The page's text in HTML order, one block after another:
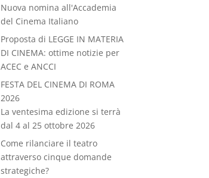
Nuova nomina all'Accademia
del Cinema Italiano
Proposta di LEGGE IN MATERIA
DI CINEMA: ottime notizie per
ACEC e ANCCI
FESTA DEL CINEMA DI ROMA
2026
La ventesima edizione si terrà
dal 4 al 25 ottobre 2026
Come rilanciare il teatro
attraverso cinque domande
strategiche?